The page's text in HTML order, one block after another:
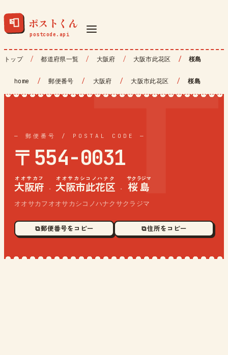
📮 ポストくん
トップ 都道府県一覧 大阪府 大阪市此花区 桜島
home / 郵便番号 / 大阪府 / 大阪市此花区 / 桜島
— 郵便番号 / POSTAL CODE —
〒554-0031
大阪府
オオサカフ
· 大阪市此花区
オオサカシコノハナク
· 桜島
サクラジマ
オオサカフオオサカシコノハナクサクラジマ
⧉ 郵便番号をコピー ⧉ 住所をコピー